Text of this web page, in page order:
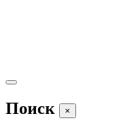
Поиск ×